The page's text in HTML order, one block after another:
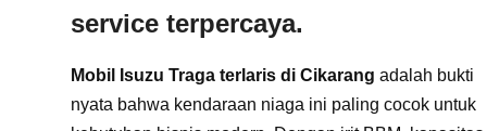
service terpercaya.
Mobil Isuzu Traga terlaris di Cikarang adalah bukti
nyata bahwa kendaraan niaga ini paling cocok untuk